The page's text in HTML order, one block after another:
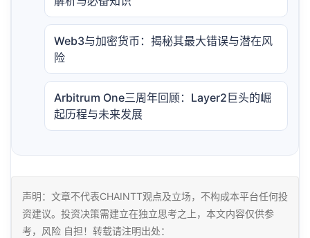
Web3与加密货币：揭秘其最大错误与潜在风
险
Arbitrum One三周年回顾：Layer2巨头的崛
起历程与未来发展
声明：文章不代表CHAINTT观点及立场，不构成本平台任何投
资建议。投资决策需建立在独立思考之上，本文内容仅供参
考，风险 自担！转载请注明出处：